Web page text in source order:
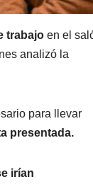
trabajo en el
analizó la
para llevar
presentada.
irían